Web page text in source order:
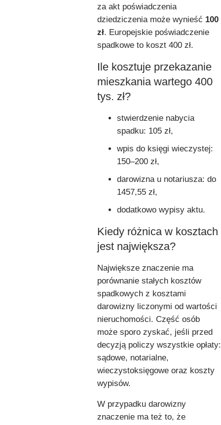
za akt poświadczenia
dziedziczenia może wynieść 100
zł. Europejskie poświadczenie
spadkowe to koszt 400 zł.
Ile kosztuje przekazanie
mieszkania wartego 400
tys. zł?
stwierdzenie nabycia
spadku: 105 zł,
wpis do księgi wieczystej:
150–200 zł,
darowizna u notariusza: do
1457,55 zł,
dodatkowo wypisy aktu.
Kiedy różnica w kosztach
jest największa?
Największe znaczenie ma
porównanie stałych kosztów
spadkowych z kosztami
darowizny liczonymi od wartości
nieruchomości. Część osób
może sporo zyskać, jeśli przed
decyzją policzy wszystkie opłaty:
sądowe, notarialne,
wieczystoksięgowe oraz koszty
wypisów.
W przypadku darowizny
znaczenie ma też to, że